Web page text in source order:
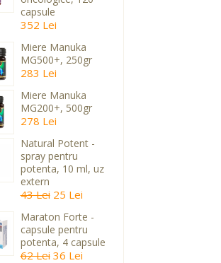
capsule
352 Lei
Miere Manuka
MG500+, 250gr
283 Lei
Miere Manuka
MG200+, 500gr
278 Lei
Natural Potent -
spray pentru
potenta, 10 ml, uz
extern
43 Lei 25 Lei
Maraton Forte -
capsule pentru
potenta, 4 capsule
62 Lei 36 Lei